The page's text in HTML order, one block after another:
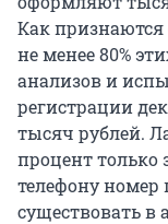
Как признаются
не менее 80%
анализов и
регистрации
тысяч рублей.
процент только
телефону номер
существовать в